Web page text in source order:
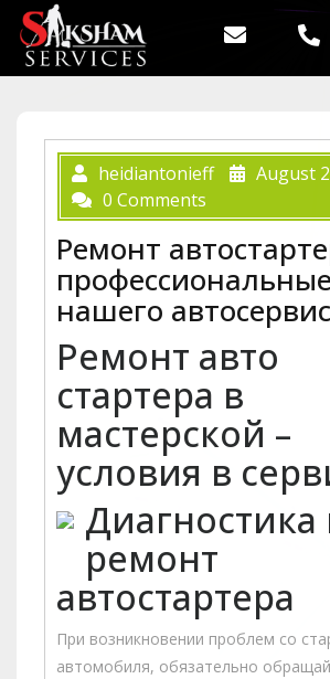
heidiantonieff
August
0 Comments
Ремонт
нашего
Ремонт авто
стартера в
мастерской –
условия в
Диагностика
ремонт
автостартера
При возникновении проблем со
автомобиля, обязательно